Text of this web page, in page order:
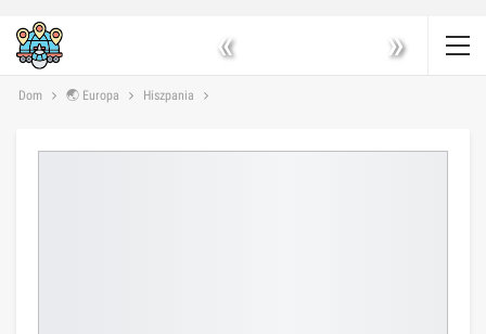
« »
Dom 🌏 Europa Hiszpania